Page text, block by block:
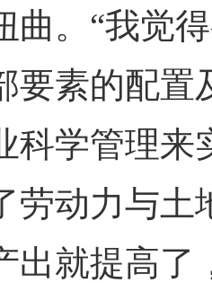
曲。“我觉
要素的配置
科学管理来
劳动力与土
出就提高